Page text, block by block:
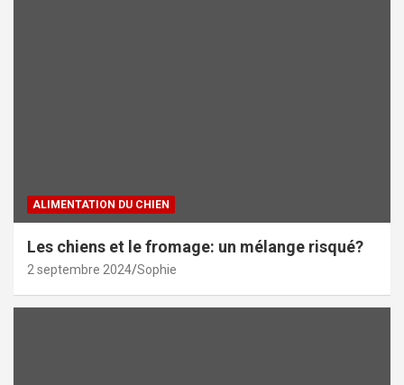
ALIMENTATION DU CHIEN
Les chiens et le fromage: un mélange risqué?
2 septembre 2024 Sophie